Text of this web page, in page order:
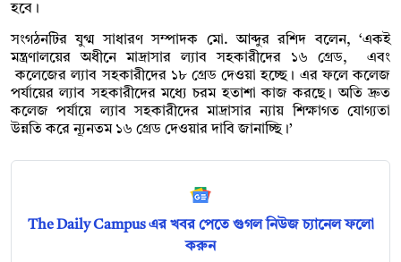
হবে।
সংগঠনটির যুগ্ম সাধারণ সম্পাদক মো. আব্দুর রশিদ বলেন, ‘একই
মন্ত্রণালয়ের অধীনে মাদ্রাসার ল্যাব সহকারীদের ১৬ গ্রেড, এবং
কলেজের ল্যাব সহকারীদের ১৮ গ্রেড দেওয়া হচ্ছে। এর ফলে কলেজ
পর্যায়ের ল্যাব সহকারীদের মধ্যে চরম হতাশা কাজ করছে। অতি দ্রুত
কলেজ পর্যায়ে ল্যাব সহকারীদের মাদ্রাসার ন্যায় শিক্ষাগত যোগ্যতা
উন্নতি করে ন্যূনতম ১৬ গ্রেড দেওয়ার দাবি জানাচ্ছি।’
The Daily Campus এর খবর পেতে গুগল নিউজ চ্যানেল ফলো
করুন